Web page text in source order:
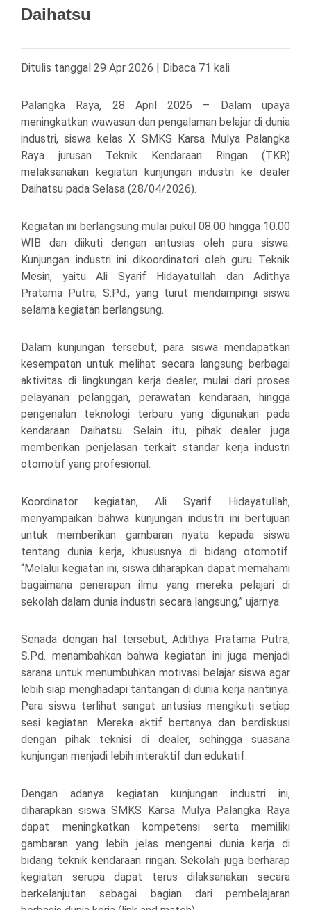
Daihatsu
Ditulis tanggal 29 Apr 2026 | Dibaca 71 kali
Palangka Raya, 28 April 2026 – Dalam upaya
meningkatkan wawasan dan pengalaman belajar di dunia
industri, siswa kelas X SMKS Karsa Mulya Palangka
Raya jurusan Teknik Kendaraan Ringan (TKR)
melaksanakan kegiatan kunjungan industri ke dealer
Daihatsu pada Selasa (28/04/2026).
Kegiatan ini berlangsung mulai pukul 08.00 hingga 10.00
WIB dan diikuti dengan antusias oleh para siswa.
Kunjungan industri ini dikoordinatori oleh guru Teknik
Mesin, yaitu Ali Syarif Hidayatullah dan Adithya
Pratama Putra, S.Pd., yang turut mendampingi siswa
selama kegiatan berlangsung.
Dalam kunjungan tersebut, para siswa mendapatkan
kesempatan untuk melihat secara langsung berbagai
aktivitas di lingkungan kerja dealer, mulai dari proses
pelayanan pelanggan, perawatan kendaraan, hingga
pengenalan teknologi terbaru yang digunakan pada
kendaraan Daihatsu. Selain itu, pihak dealer juga
memberikan penjelasan terkait standar kerja industri
otomotif yang profesional.
Koordinator kegiatan, Ali Syarif Hidayatullah,
menyampaikan bahwa kunjungan industri ini bertujuan
untuk memberikan gambaran nyata kepada siswa
tentang dunia kerja, khususnya di bidang otomotif.
“Melalui kegiatan ini, siswa diharapkan dapat memahami
bagaimana penerapan ilmu yang mereka pelajari di
sekolah dalam dunia industri secara langsung,” ujarnya.
Senada dengan hal tersebut, Adithya Pratama Putra,
S.Pd. menambahkan bahwa kegiatan ini juga menjadi
sarana untuk menumbuhkan motivasi belajar siswa agar
lebih siap menghadapi tantangan di dunia kerja nantinya.
Para siswa terlihat sangat antusias mengikuti setiap
sesi kegiatan. Mereka aktif bertanya dan berdiskusi
dengan pihak teknisi di dealer, sehingga suasana
kunjungan menjadi lebih interaktif dan edukatif.
Dengan adanya kegiatan kunjungan industri ini,
diharapkan siswa SMKS Karsa Mulya Palangka Raya
dapat meningkatkan kompetensi serta memiliki
gambaran yang lebih jelas mengenai dunia kerja di
bidang teknik kendaraan ringan. Sekolah juga berharap
kegiatan serupa dapat terus dilaksanakan secara
berkelanjutan sebagai bagian dari pembelajaran